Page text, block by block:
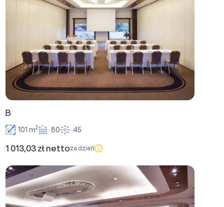
B
101 m2 80 45
1 013,03 zł nettoza dzień
A